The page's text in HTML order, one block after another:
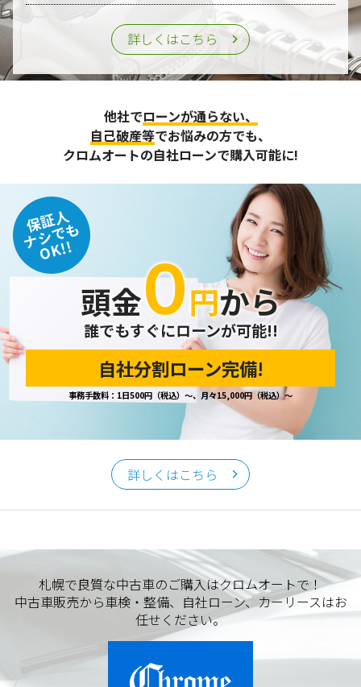
詳しくはこちら
他社でローンが通らない、
自己破産等でお悩みの方でも、
クロムオートの自社ローンで購入可能に!
保証人
ナシでも
OK!!
頭金０円から
誰でもすぐにローンが可能!!
自社分割ローン完備!
事務手数料：1日500円（税込）～、月々15,000円（税込）～
詳しくはこちら
札幌で良質な中古車のご購入はクロムオートで！
中古車販売から車検・整備、自社ローン、カーリースはお
任せください。